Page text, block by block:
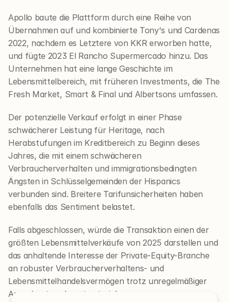
Apollo baute die Plattform durch eine Reihe von
Übernahmen auf und kombinierte Tony's und Cardenas
2022, nachdem es Letztere von KKR erworben hatte,
und fügte 2023 El Rancho Supermercado hinzu. Das
Unternehmen hat eine lange Geschichte im
Lebensmittelbereich, mit früheren Investments, die The
Fresh Market, Smart & Final und Albertsons umfassen.
Der potenzielle Verkauf erfolgt in einer Phase
schwächerer Leistung für Heritage, nach
Herabstufungen im Kreditbereich zu Beginn dieses
Jahres, die mit einem schwächeren
Verbraucherverhalten und immigrationsbedingten
Ängsten in Schlüsselgemeinden der Hispanics
verbunden sind. Breitere Tarifunsicherheiten haben
ebenfalls das Sentiment belastet.
Falls abgeschlossen, würde die Transaktion einen der
größten Lebensmittelverkäufe von 2025 darstellen und
das anhaltende Interesse der Private-Equity-Branche
an robuster Verbraucherverhaltens- und
Lebensmittelhandelsvermögen trotz unregelmäßiger
Ausgabentrends unterstreichen.